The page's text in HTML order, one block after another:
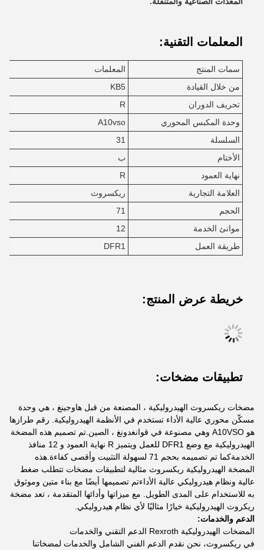
المعلمات التقنية:
سمات المنتج
المعلمات
من خلال القيادة
KB5
تحريف الدوران
R
وحدة المكبس المحوري
A10vso
السلسلة
31
الأختام
ب
نهاية العمود
R
العلامة التجارية
ريكسروث
الحجم
71
موانئ الخدمة
12
طريقة العمل
DFR1
خريطة عرض المنتج:
تطبيقات مضخات:
مضخات ريكسروث الهيدروليكية ، المصنعة من قبل هاوجينغ ، هي وحدة
مسكّن محوري عالية الأداء تستخدم في الأنظمة الهيدروليكية. رقم طرازها
هو A10VSO وهي مصنوعة في قوانغدونغ ، الصين.تم تصميم هذه المضخة
الهيدروليكية مع وضع DFR1 للعمل ويتميز R نهاية العمود و 12 منافذ
الخدمةكما تم تصميمه بحجم 71 لسهولة التثبيت وأقصى كفاءة.هذه
المضخة الهيدروليكية ريكسروث مثالية لتطبيقات مضخات تتطلب ضغط
عالية ونظام هيدروليكي عالية الأداءتم تصميمها أيضًا مع بناء متين وموثوق
به للاستخدام على المدى الطويل. مع ميزاتها وأدائها المتقدمة ، تعد مضخة
ريكروث الهيدروليكية خيارًا مثاليًا لأي نظام هيدروليكي.
الدعم والخدمات:
المضخات الهيدروليكية Rexroth الدعم التقني والخدمات
في ريكسروث، نحن نقدم الدعم الفني الشامل والخدمات لمضخاتنا